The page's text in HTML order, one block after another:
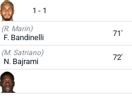
1 - 1
(R. Marin)
F. Bandinelli 71'
(M. Satriano)
N. Bajrami 72'